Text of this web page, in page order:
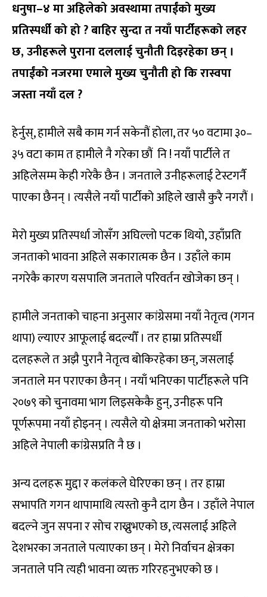
धनुषा–४ मा अहिलेको अवस्थामा तपाईंको मुख्य
प्रतिस्पर्धी को हो ? बाहिर सुन्दा त नयाँ पार्टीहरूको लहर
छ, उनीहरूले पुराना दललाई चुनौती दिइरहेका छन् ।
तपाईंको नजरमा एमाले मुख्य चुनौती हो कि रास्वपा
जस्ता नयाँ दल ?
हेर्नुस्, हामीले सबै काम गर्न सकेनौं होला, तर ५० वटामा ३०–
३५ वटा काम त हामीले नै गरेका छौं नि ! नयाँ पार्टीले त
अहिलेसम्म केही गरेकै छैन । जनताले उनीहरूलाई टेस्टगर्नै
पाएका छैनन् । त्यसैले नयाँ पार्टीको अहिले खासै कुरै नगरौं ।
मेरो मुख्य प्रतिस्पर्धा जोसँग अघिल्लो पटक थियो, उहाँप्रति
जनताको भावना अहिले सकारात्मक छैन । उहाँले काम
नगरेकै कारण यसपालि जनताले परिवर्तन खोजेका छन् ।
हामीले जनताको चाहना अनुसार कांग्रेसमा नयाँ नेतृत्व (गगन
थापा) ल्याएर आफूलाई बदल्यौँ । तर हाम्रा प्रतिस्पर्धी
दलहरूले त अझै पुरानै नेतृत्व बोकिरहेका छन्, जसलाई
जनताले मन पराएका छैनन् । नयाँ भनिएका पार्टीहरूले पनि
२०७९ को चुनावमा भाग लिइसकेकै हुन्, उनीहरू पनि
पूर्णरूपमा नयाँ होइनन् । त्यसैले यो क्षेत्रमा जनताको भरोसा
अहिले नेपाली कांग्रेसप्रति नै छ ।
अन्य दलहरू मुद्दा र कलंकले घेरिएका छन् । तर हाम्रा
सभापति गगन थापामाथि त्यस्तो कुनै दाग छैन । उहाँले नेपाल
बदल्ने जुन सपना र सोच राख्नुभएको छ, त्यसलाई अहिले
देशभरका जनताले पत्याएका छन् । मेरो निर्वाचन क्षेत्रका
जनताले पनि त्यही भावना व्यक्त गरिरहनुभएको छ ।